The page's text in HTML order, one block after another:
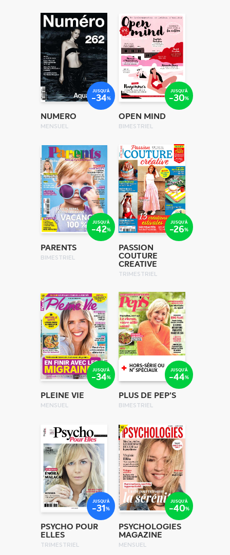
JUSQU'À
-34%
NUMERO
MENSUEL
JUSQU'À
-30%
OPEN MIND
BIMESTRIEL
JUSQU'À
-42%
PARENTS
BIMESTRIEL
JUSQU'À
-26%
PASSION
COUTURE
CREATIVE
TRIMESTRIEL
JUSQU'À
-34%
PLEINE VIE
MENSUEL
+ HORS-SÉRIE OU
N° SPÉCIAUX JUSQU'À
-44%
PLUS DE PEP'S
BIMESTRIEL
JUSQU'À
-31%
PSYCHO POUR
ELLES
TRIMESTRIEL
JUSQU'À
-40%
PSYCHOLOGIES
MAGAZINE
MENSUEL